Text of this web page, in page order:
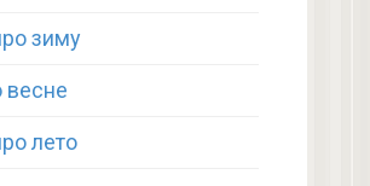
зиму
весне
лето